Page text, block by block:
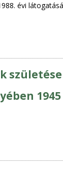
évi